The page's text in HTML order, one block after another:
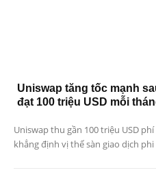
Uniswap tăng tốc mạnh
đạt 100 triệu USD mỗi
Uniswap thu gần 100 triệu USD
khẳng định vị thế sàn giao dịch